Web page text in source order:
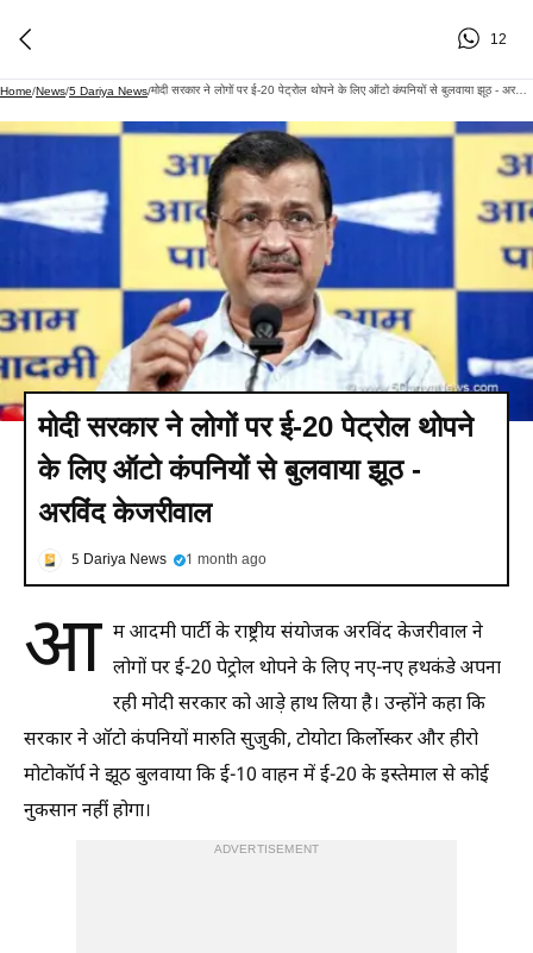
12
Home/News/5 Dariya News/ मोदी सरकार ने लोगों पर ई-20 पेट्रोल थोपने के लिए ऑटो कंपनियों से बुलवाया झूठ - अरविंद केजरीवाल
मोदी सरकार ने लोगों पर ई-20 पेट्रोल थोपने
के लिए ऑटो कंपनियों से बुलवाया झूठ -
अरविंद केजरीवाल
5 Dariya News 1 month ago
आ म आदमी पार्टी के राष्ट्रीय संयोजक अरविंद केजरीवाल ने
लोगों पर ई-20 पेट्रोल थोपने के लिए नए-नए हथकंडे अपना
रही मोदी सरकार को आड़े हाथ लिया है। उन्होंने कहा कि
सरकार ने ऑटो कंपनियों मारुति सुजुकी, टोयोटा किर्लाेस्कर और हीरो
मोटोकॉर्प ने झूठ बुलवाया कि ई-10 वाहन में ई-20 के इस्तेमाल से कोई
नुकसान नहीं होगा।
ADVERTISEMENT